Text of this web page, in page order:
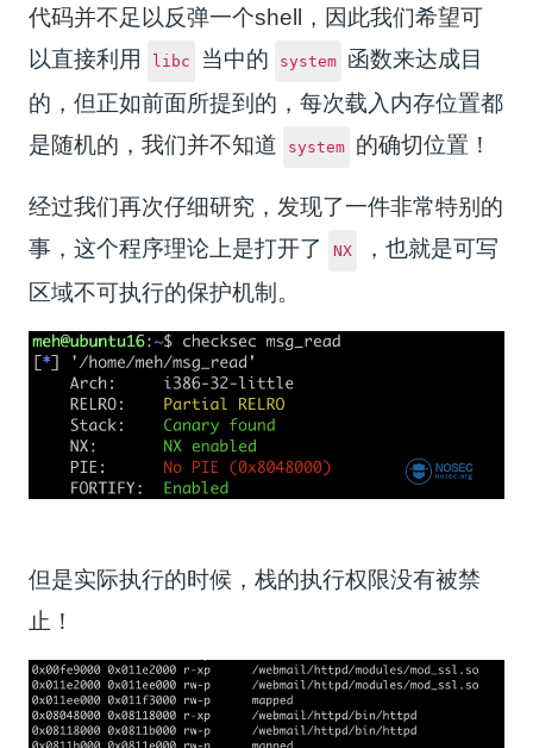
代码并不足以反弹一个shell，因此我们希望可
以直接利用
libc 当中的 system
函数来达成目
的，但正如前面所提到的，每次载入内存位置都
是随机的，我们并不知道
system 的确切位置！
经过我们再次仔细研究，发现了一件非常特别的
事，这个程序理论上是打开了
NX
，也就是可写
区域不可执行的保护机制。
但是实际执行的时候，栈的执行权限没有被禁
止！